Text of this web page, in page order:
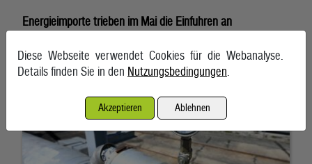
Energieimporte trieben im Mai die Einfuhren an
Diese Webseite verwendet Cookies für die Webanalyse.
Details finden Sie in den Nutzungsbedingungen.
Akzeptieren Ablehnen